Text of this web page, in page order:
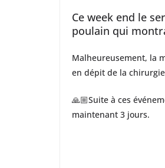
Ce week end le
poulain qui
Malheureusement, la
en dépit de la
🙏🏼Suite à ces
maintenant 3 jours.